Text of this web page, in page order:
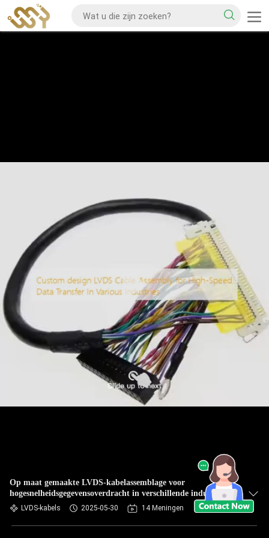
Op maat gemaakte LVDS-kabelassemblage voor
hogesnelheidsgegevensoverdracht in verschillende industrieën
LVDS-kabels 2025-05-30 14 Meningen